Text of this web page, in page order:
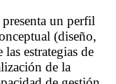
un perfil
(diseño,
estrategias de
de la